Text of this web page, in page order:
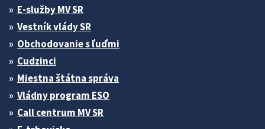
E-služby MV SR
Vestník vlády SR
Obchodovanie s ľuďmi
Cudzinci
Miestna štátna správa
Vládny program ESO
Call centrum MV SR